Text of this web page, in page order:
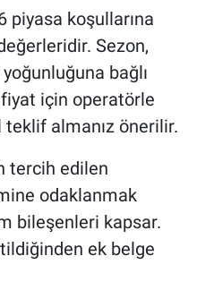
piyasa koşullarına
Sezon,
bağlı
için operatörle
almanız önerilir.
tercih edilen
odaklanmak
bileşenleri kapsar.
ek belge